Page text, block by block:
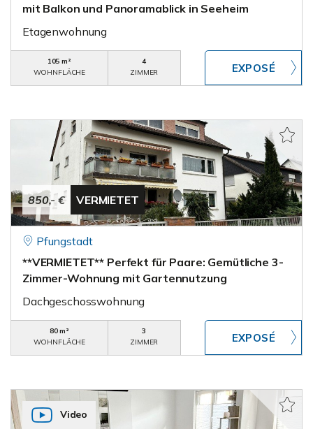
mit Balkon und Panoramablick in Seeheim
Etagenwohnung
105 m²
WOHNFLÄCHE
4
ZIMMER
850,- € VERMIETET
Pfungstadt
**VERMIETET** Perfekt für Paare: Gemütliche 3-
Zimmer-Wohnung mit Gartennutzung
Dachgeschosswohnung
80 m²
WOHNFLÄCHE
3
ZIMMER
Video